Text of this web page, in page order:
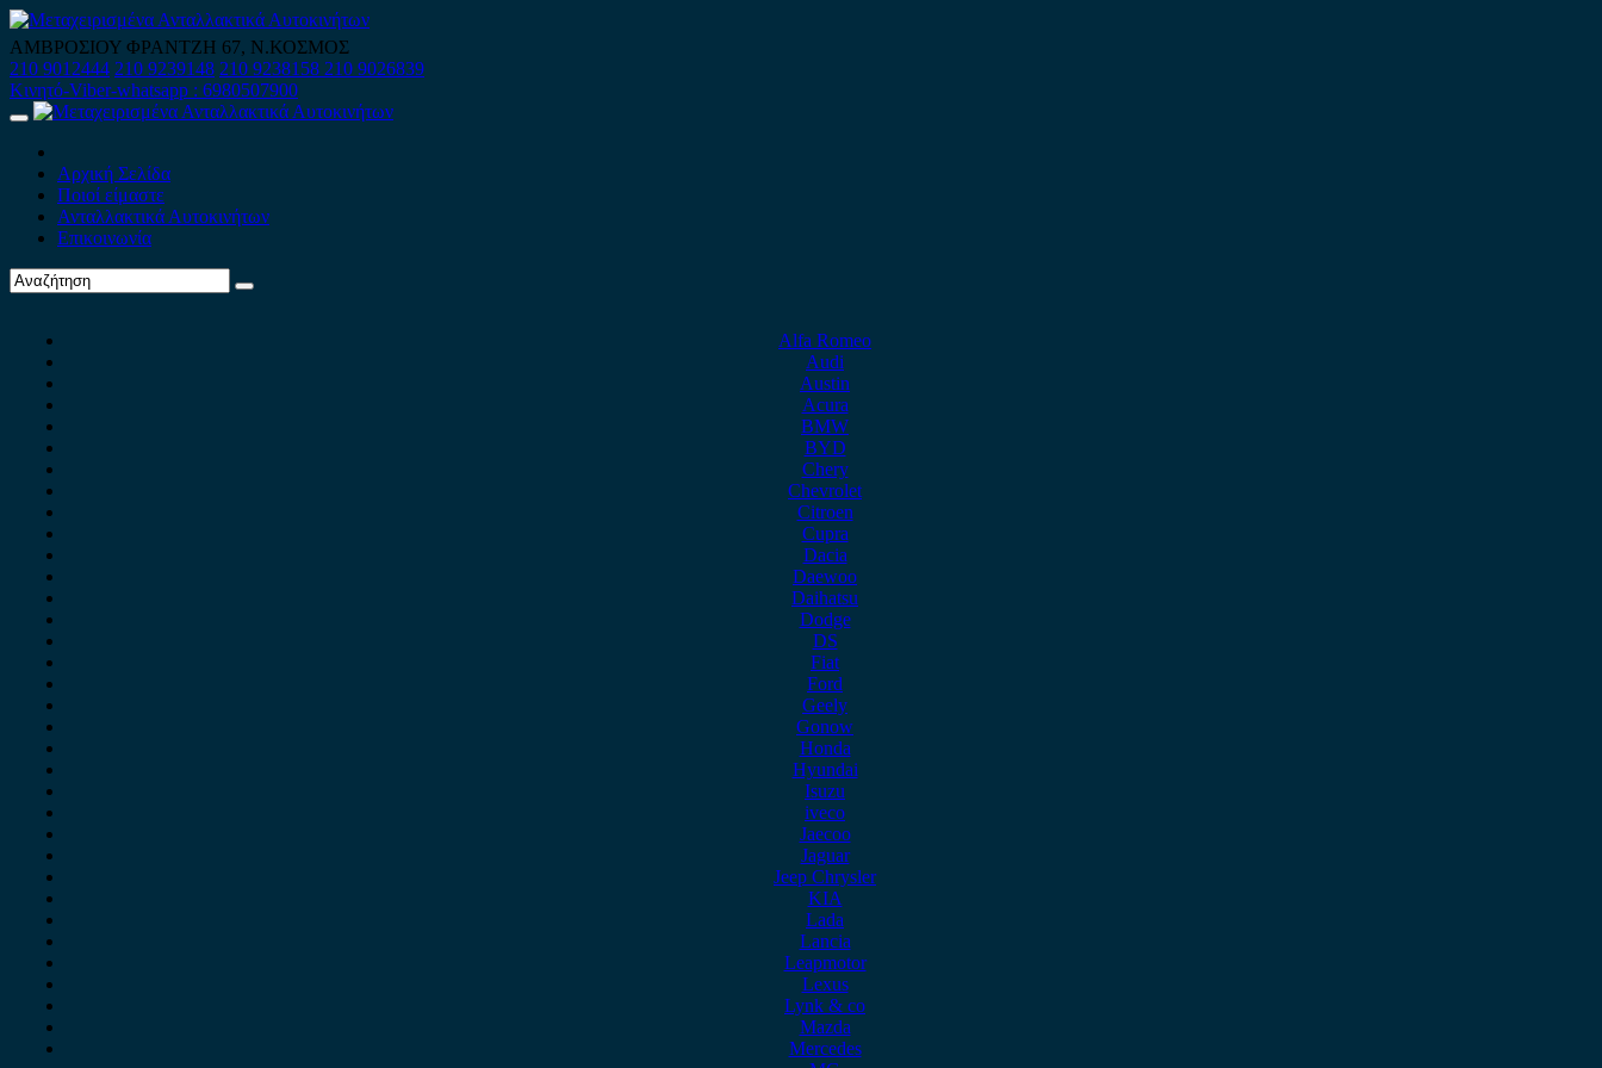
Skip
to
content
ΑΜΒΡΟΣΙΟΥ ΦΡΑΝΤΖΗ 67, Ν.ΚΟΣΜΟΣ
210 9012444 210 9239148 210 9238158 210 9026839
Κινητό-Viber-whatsapp : 6980507900
Primary
Αρχική Σελίδα
Ποιοί είμαστε
Ανταλλακτικά Αυτοκινήτων
Επικοινωνία
Alfa Romeo
Audi
Austin
Acura
BMW
BYD
Chery
Chevrolet
Citroen
Cupra
Dacia
Daewoo
Daihatsu
Dodge
DS
Fiat
Ford
Geely
Gonow
Honda
Hyundai
Isuzu
iveco
Jaecoo
Jaguar
Jeep Chrysler
KIA
Lada
Lancia
Leapmotor
Lexus
Lynk & co
Mazda
Mercedes